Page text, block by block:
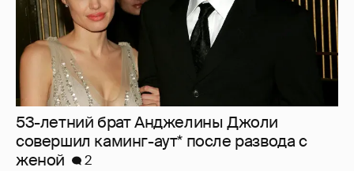
53-летний брат Анджелины Джоли
совершил каминг-аут* после развода с
женой
2